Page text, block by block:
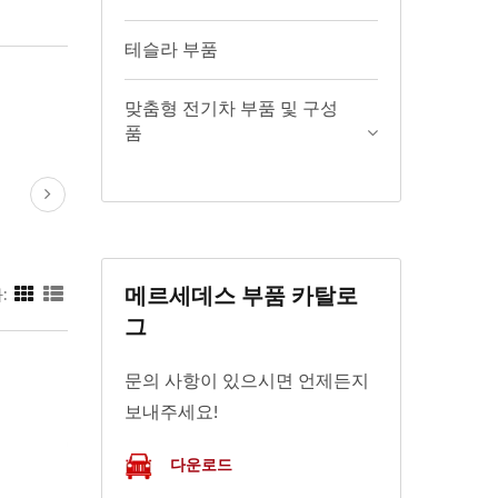
:
테슬라 부품
맞춤형 전기차 부품 및 구성
품
메르세데스 부품 카탈로
그
문의 사항이 있으시면 언제든지
보내주세요!
다운로드